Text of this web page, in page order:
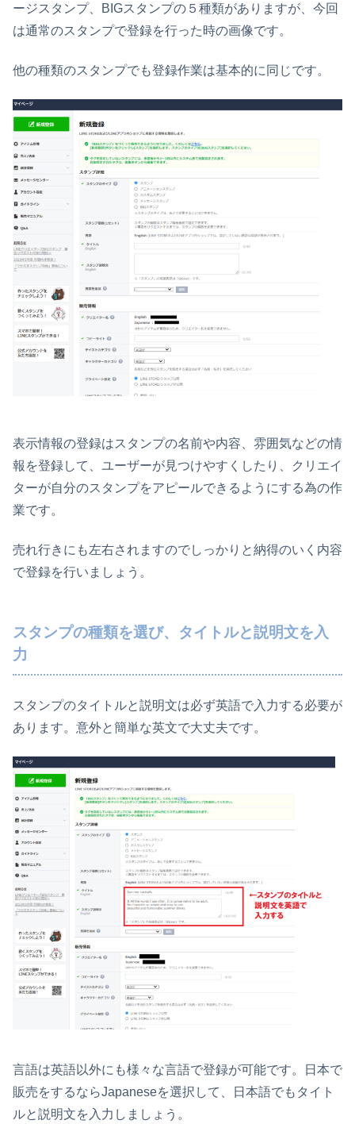
ージスタンプ、BIGスタンプの５種類がありますが、今回
は通常のスタンプで登録を行った時の画像です。
他の種類のスタンプでも登録作業は基本的に同じです。
表示情報の登録はスタンプの名前や内容、雰囲気などの情
報を登録して、ユーザーが見つけやすくしたり、クリエイ
ターが自分のスタンプをアピールできるようにする為の作
業です。
売れ行きにも左右されますのでしっかりと納得のいく内容
で登録を行いましょう。
スタンプの種類を選び、タイトルと説明文を入
力
スタンプのタイトルと説明文は必ず英語で入力する必要が
あります。意外と簡単な英文で大丈夫です。
言語は英語以外にも様々な言語で登録が可能です。日本で
販売をするならJapaneseを選択して、日本語でもタイト
ルと説明文を入力しましょう。